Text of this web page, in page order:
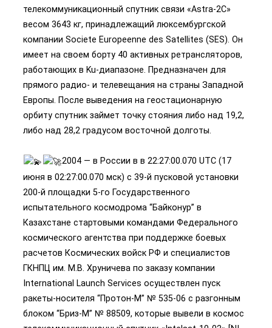
телекоммуникационный спутник связи «Astra-2С»
весом 3643 кг, принадлежащий люксембургской
компании Societe Europeenne des Satellites (SES). Он
имеет на своем борту 40 активных ретрансляторов,
работающих в Ku-диапазоне. Предназначен для
прямого радио- и телевещания на страны Западной
Европы. После выведения на геостационарную
орбиту спутник займет точку стояния либо над 19,2,
либо над 28,2 градусом восточной долготы.
2004 — в России в в 22:27:00.070 UTC (17
июня в 02:27:00.070 мск) с 39-й пусковой установки
200-й площадки 5-го Государственного
испытательного космодрома “Байконур” в
Казахстане стартовыми командами Федерального
космического агентства при поддержке боевых
расчетов Космических войск РФ и специалистов
ГКНПЦ им. М.В. Хруничева по заказу компании
International Launch Services осуществлен пуск
ракеты-носителя “Протон-М” № 535-06 с разгонным
блоком “Бриз-М” № 88509, которые вывели в космос